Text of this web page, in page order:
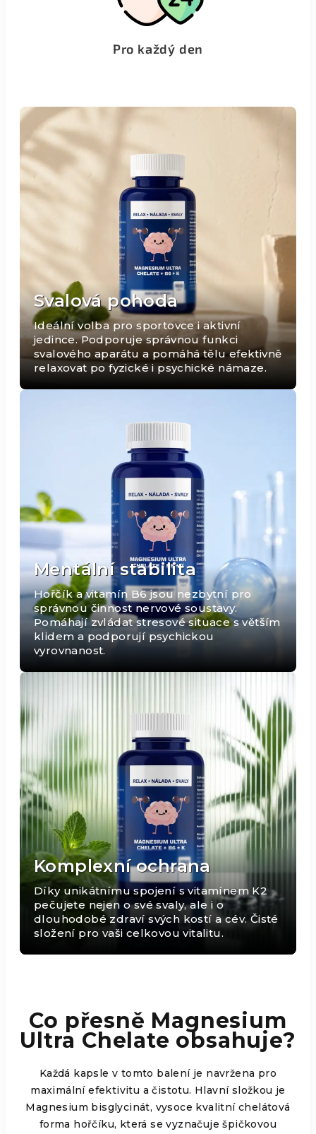
Pro každý den
Svalová pohoda
Ideální volba pro sportovce i aktivní
jedince. Podporuje správnou funkci
svalového aparátu a pomáhá tělu efektivně
relaxovat po fyzické i psychické námaze.
Mentální stabilita
Hořčík a vitamín B6 jsou nezbytní pro
správnou činnost nervové soustavy.
Pomáhají zvládat stresové situace s větším
klidem a podporují psychickou
vyrovnanost.
Komplexní ochrana
Díky unikátnímu spojení s vitamínem K2
pečujete nejen o své svaly, ale i o
dlouhodobé zdraví svých kostí a cév. Čisté
složení pro vaši celkovou vitalitu.
Co přesně Magnesium
Ultra Chelate obsahuje?
Každá kapsle v tomto balení je navržena pro
maximální efektivitu a čistotu. Hlavní složkou je
Magnesium bisglycinát, vysoce kvalitní chelátová
forma hořčíku, která se vyznačuje špičkovou